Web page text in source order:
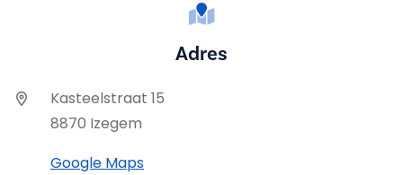
Adres
Kasteelstraat 15
8870 Izegem
Google Maps